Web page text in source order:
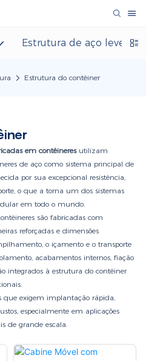
Estrutura de aço leve
Estrutura do contêiner
em contêineresutilizam
de aço como sistema principal de
por sua excepcional resistência,
o que a torna um dos sistemas
em todo o mundo.
são fabricadas com
reforçadas e dimensões
o içamento e o transporte
acabamentos internos, fiação
integrados à estrutura do contêiner
que exigem implantação rápida,
especialmente em aplicações
de grande escala.